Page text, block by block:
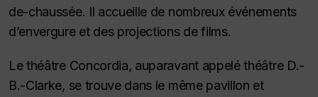
de-chaussée. Il accueille de nombreux événements
d’envergure et des projections de films.
Le théâtre Concordia, auparavant appelé théâtre D.-
B.-Clarke, se trouve dans le même pavillon et